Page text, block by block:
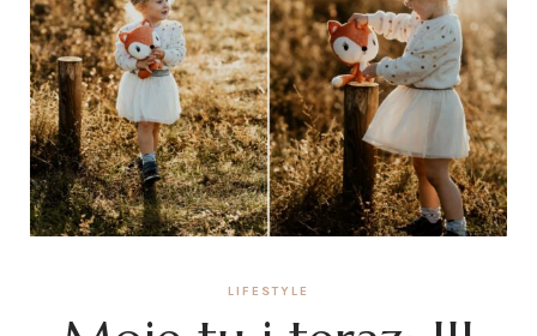
LIFESTYLE